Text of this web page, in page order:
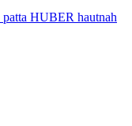
patta HUBER hautnah